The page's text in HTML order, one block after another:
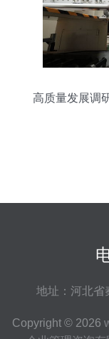
高质量发展调
地址：河北省
Copyright © 2026